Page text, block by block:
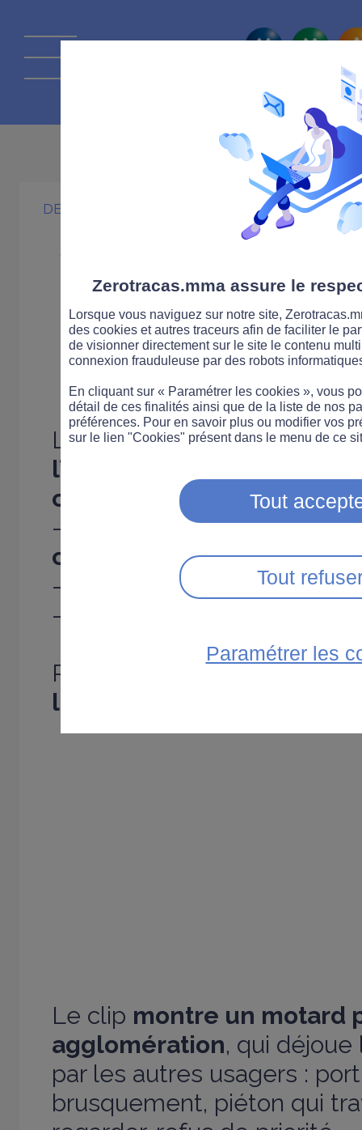
La route
DEUX-ROUES SÉCURITÉ ROUTIÈRE
Sécurité
nouveau spot
motards
L'objectif :"expliquer et
l’accidentalité des
chiffres clés
- A moto,
2 accidents sur
campagne
- dans
7 cas sur 10 en
- dans
Pour rappel,
en 2011, 772
la mort
Le clip montre un motard
agglomération, qui
par les autres usagers :
brusquement, piéton qui
Zerotracas.mma assure le
Lorsque vous naviguez sur notre site,
des cookies et autres traceurs afin de faciliter le
de visionner directement sur le site le contenu
connexion frauduleuse par des robots
En cliquant sur « Paramétrer les cookies », vous
détail de ces finalités ainsi que de la liste de nos
préférences. Pour en savoir plus ou modifier vos
sur le lien "Cookies" présent dans le menu de ce
Tout
Tout
Paramétrer les